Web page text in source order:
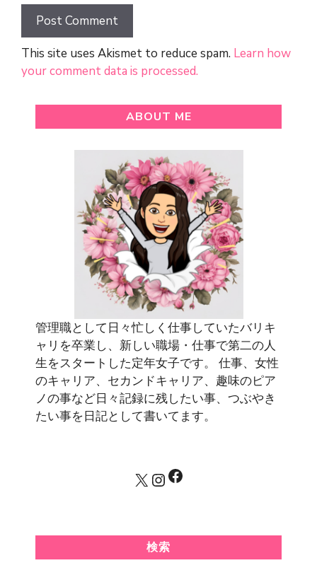
This site uses Akismet to reduce spam. Learn how
your comment data is processed.
ABOUT ME
管理職として日々忙しく仕事していたバリキ
ャリを卒業し、新しい職場・仕事で第二の人
生をスタートした定年女子です。 仕事、女性
のキャリア、セカンドキャリア、趣味のピア
ノの事など日々記録に残したい事、つぶやき
たい事を日記として書いてます。
X Instagram
Facebook
検索